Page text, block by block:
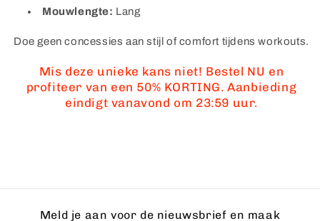
Mouwlengte: Lang
Doe geen concessies aan stijl of comfort tijdens workouts.
Mis deze unieke kans niet! Bestel NU en
profiteer van een 50% KORTING. Aanbieding
eindigt vanavond om 23:59 uur.
Meld je aan voor de nieuwsbrief en maak